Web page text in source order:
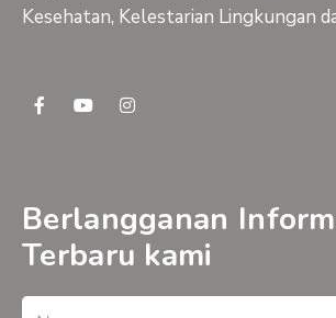
Kesehatan, Kelestarian Lingkungan
F
a
k
-
f
Y
o
I
n
a
m
Berlangganan
Terbaru kami
Name